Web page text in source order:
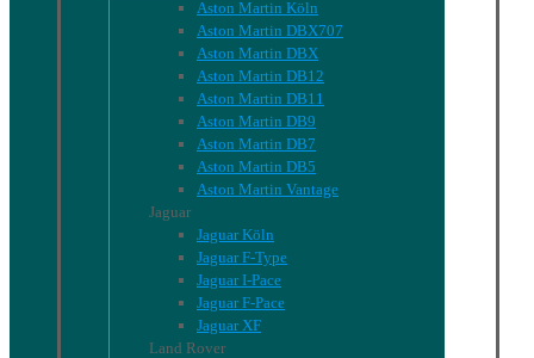
Aston Martin Köln
Aston Martin DBX707
Aston Martin DBX
Aston Martin DB12
Aston Martin DB11
Aston Martin DB9
Aston Martin DB7
Aston Martin DB5
Aston Martin Vantage
Jaguar
Jaguar Köln
Jaguar F-Type
Jaguar I-Pace
Jaguar F-Pace
Jaguar XF
Land Rover